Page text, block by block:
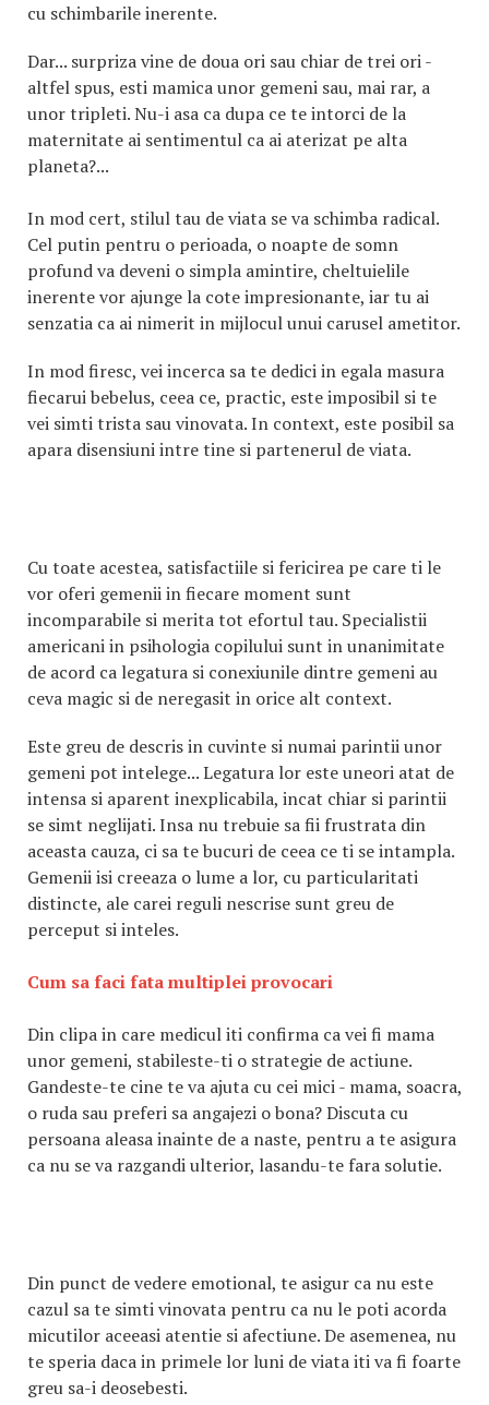
cu schimbarile inerente.
Dar... surpriza vine de doua ori sau chiar de trei ori -
altfel spus, esti mamica unor gemeni sau, mai rar, a
unor tripleti. Nu-i asa ca dupa ce te intorci de la
maternitate ai sentimentul ca ai aterizat pe alta
planeta?...
In mod cert, stilul tau de viata se va schimba radical.
Cel putin pentru o perioada, o noapte de somn
profund va deveni o simpla amintire, cheltuielile
inerente vor ajunge la cote impresionante, iar tu ai
senzatia ca ai nimerit in mijlocul unui carusel ametitor.
In mod firesc, vei incerca sa te dedici in egala masura
fiecarui bebelus, ceea ce, practic, este imposibil si te
vei simti trista sau vinovata. In context, este posibil sa
apara disensiuni intre tine si partenerul de viata.
Cu toate acestea, satisfactiile si fericirea pe care ti le
vor oferi gemenii in fiecare moment sunt
incomparabile si merita tot efortul tau. Specialistii
americani in psihologia copilului sunt in unanimitate
de acord ca legatura si conexiunile dintre gemeni au
ceva magic si de neregasit in orice alt context.
Este greu de descris in cuvinte si numai parintii unor
gemeni pot intelege... Legatura lor este uneori atat de
intensa si aparent inexplicabila, incat chiar si parintii
se simt neglijati. Insa nu trebuie sa fii frustrata din
aceasta cauza, ci sa te bucuri de ceea ce ti se intampla.
Gemenii isi creeaza o lume a lor, cu particularitati
distincte, ale carei reguli nescrise sunt greu de
perceput si inteles.
Cum sa faci fata multiplei provocari
Din clipa in care medicul iti confirma ca vei fi mama
unor gemeni, stabileste-ti o strategie de actiune.
Gandeste-te cine te va ajuta cu cei mici - mama, soacra,
o ruda sau preferi sa angajezi o bona? Discuta cu
persoana aleasa inainte de a naste, pentru a te asigura
ca nu se va razgandi ulterior, lasandu-te fara solutie.
Din punct de vedere emotional, te asigur ca nu este
cazul sa te simti vinovata pentru ca nu le poti acorda
micutilor aceeasi atentie si afectiune. De asemenea, nu
te speria daca in primele lor luni de viata iti va fi foarte
greu sa-i deosebesti.